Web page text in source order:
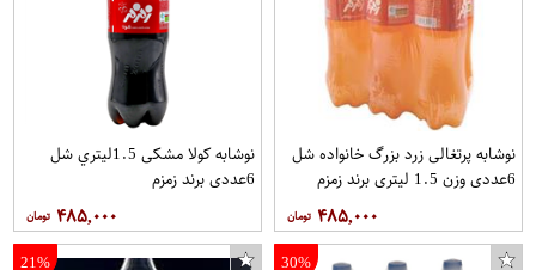
نوشابه پرتغالی زرد بزرگ خانواده شل
6عددی وزن 1.5 لیتری برند زمزم
۴۸۵,۰۰۰
نوشابه کولا مشکی 1.5ليتري شل
6عددی برند زمزم
۴۸۵,۰۰۰
30%
21%